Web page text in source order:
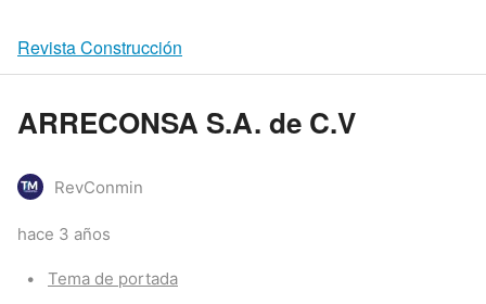
Revista Construcción
ARRECONSA S.A. de C.V
RevConmin
hace 3 años
Categories:
Tema de portada